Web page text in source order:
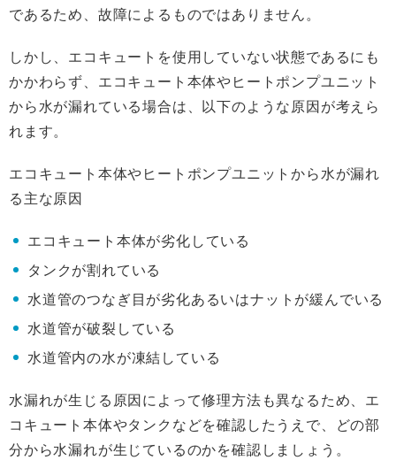
であるため、故障によるものではありません。
しかし、エコキュートを使用していない状態であるにも
かかわらず、エコキュート本体やヒートポンプユニット
から水が漏れている場合は、以下のような原因が考えら
れます。
エコキュート本体やヒートポンプユニットから水が漏れ
る主な原因
エコキュート本体が劣化している
タンクが割れている
水道管のつなぎ目が劣化あるいはナットが緩んでいる
水道管が破裂している
水道管内の水が凍結している
水漏れが生じる原因によって修理方法も異なるため、エ
コキュート本体やタンクなどを確認したうえで、どの部
分から水漏れが生じているのかを確認しましょう。